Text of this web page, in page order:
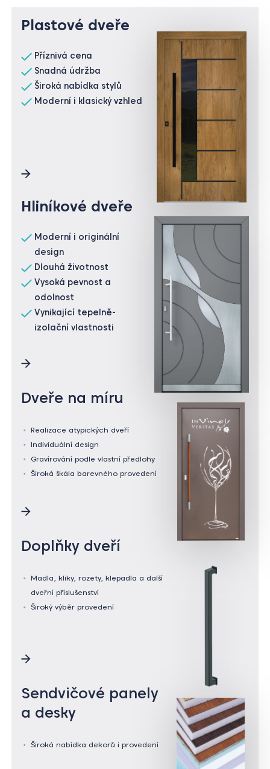
Snadná údržba
Široká nabídka stylů
Moderní i klasický vzhled
design
Dlouhá životnost
Vysoká pevnost a
odolnost
Vynikající tepelně-
izolační vlastnosti
Individuální design
Gravírování podle vlastní předlohy
Široká škála barevného provedení
dveřní příslušenství
Široký výběr provedení
a desky